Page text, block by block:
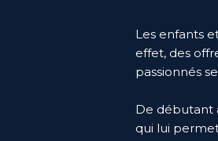
Les enfants
effet, des
passionnés
De débutant
qui lui